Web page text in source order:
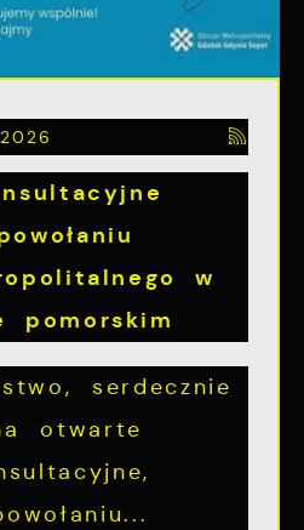
w
pomorskim
serdecznie
otwarte